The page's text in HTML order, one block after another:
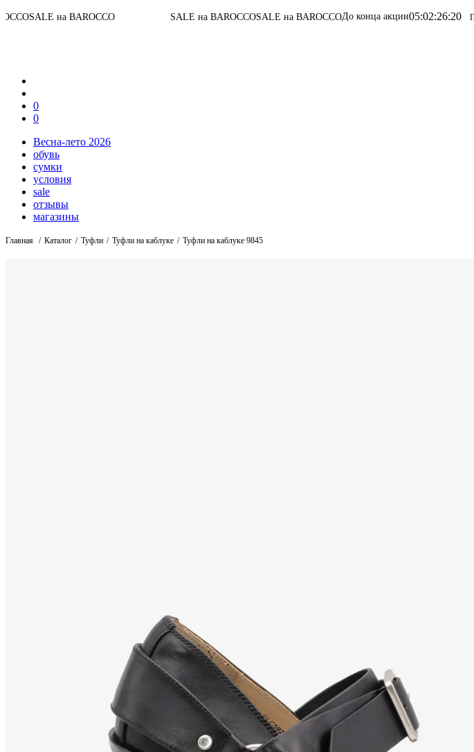
SALE на BAROCCOSALE на BAROCCOДо конца акции05: 02:26 :20 Перейти в каталог
0
0
Весна-лето 2026
обувь
сумки
условия
sale
отзывы
магазины
Главная Каталог Туфли Туфли на каблуке Туфли на каблуке 9845